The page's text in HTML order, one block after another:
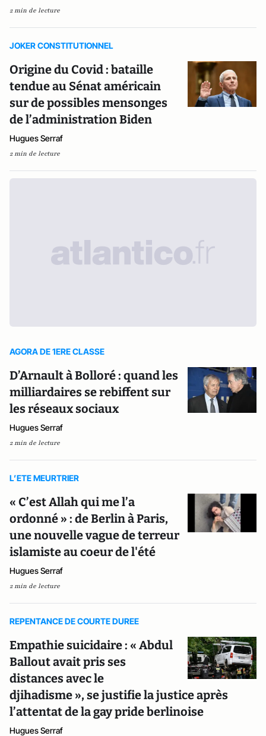
2 min de lecture
JOKER CONSTITUTIONNEL
Origine du Covid : bataille
tendue au Sénat américain
sur de possibles mensonges
de l’administration Biden
Hugues Serraf
2 min de lecture
AGORA DE 1ERE CLASSE
D’Arnault à Bolloré : quand les
milliardaires se rebiffent sur
les réseaux sociaux
Hugues Serraf
2 min de lecture
L’ETE MEURTRIER
« C’est Allah qui me l’a
ordonné » : de Berlin à Paris,
une nouvelle vague de terreur
islamiste au coeur de l'été
Hugues Serraf
2 min de lecture
REPENTANCE DE COURTE DUREE
Empathie suicidaire : « Abdul
Ballout avait pris ses
distances avec le
djihadisme », se justifie la justice après
l’attentat de la gay pride berlinoise
Hugues Serraf